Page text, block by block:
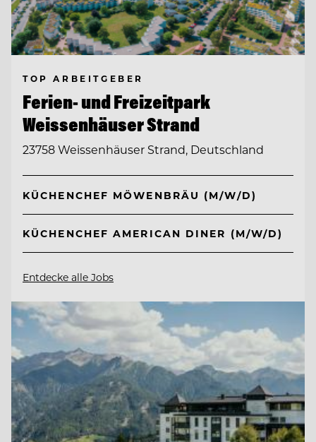
TOP ARBEITGEBER
Ferien- und Freizeitpark
Weissenhäuser Strand
23758 Weissenhäuser Strand, Deutschland
KÜCHENCHEF MÖWENBRÄU (M/W/D)
KÜCHENCHEF AMERICAN DINER (M/W/D)
Entdecke alle Jobs